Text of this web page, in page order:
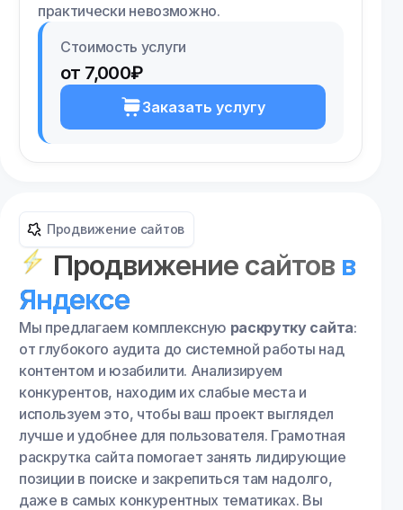
практически невозможно.
Стоимость услуги
от 7,000₽
Заказать услугу
Продвижение сайтов
Продвижение сайтов в
Яндексе
Мы предлагаем комплексную раскрутку сайта:
от глубокого аудита до системной работы над
контентом и юзабилити. Анализируем
конкурентов, находим их слабые места и
используем это, чтобы ваш проект выглядел
лучше и удобнее для пользователя. Грамотная
раскрутка сайта помогает занять лидирующие
позиции в поиске и закрепиться там надолго,
даже в самых конкурентных тематиках. Вы